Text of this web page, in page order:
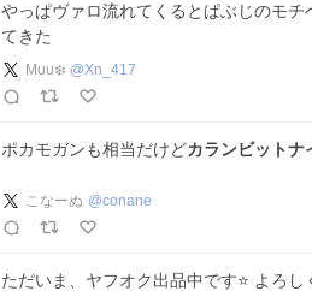
やっぱヴァロ流れてくるとぱぶじのモチ
てきた
Muu❄️ @Xn_417
ポカモガンも相当だけどカランビットナ
こなーぬ @conane
ただいま、ヤフオク出品中です⭐️ よろ